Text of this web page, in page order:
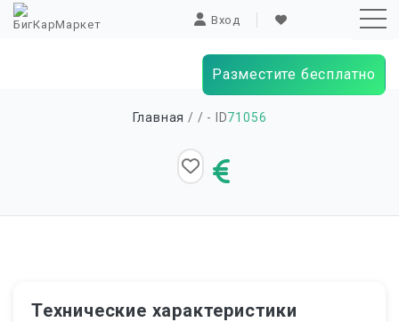
Вход
Разместите бесплатно
Главная / / - ID71056
Технические характеристики